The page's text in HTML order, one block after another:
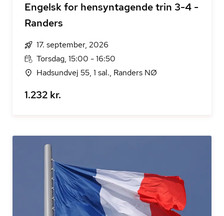
Engelsk for hensyntagende trin 3-4 -
Randers
17. september, 2026
Torsdag, 15:00 - 16:50
Hadsundvej 55, 1 sal., Randers NØ
1.232 kr.